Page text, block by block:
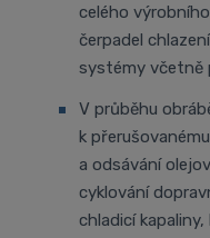
celého
čerpadel
systémy včetně
V průběhu
k
a odsávání
cyklování
chladicí